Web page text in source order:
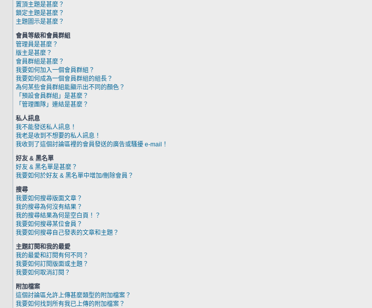
置頂主題是甚麼？
鎖定主題是甚麼？
主題圖示是甚麼？
會員等級和會員群組
管理員是甚麼？
版主是甚麼？
會員群組是甚麼？
我要如何加入一個會員群組？
我要如何成為一個會員群組的組長？
為何某些會員群組能顯示出不同的顏色？
「預設會員群組」是甚麼？
「管理團隊」連結是甚麼？
私人訊息
我不能發送私人訊息！
我老是收到不想要的私人訊息！
我收到了這個討論區裡的會員發送的廣告或騷擾 e-mail！
好友 & 黑名單
好友 & 黑名單是甚麼？
我要如何於好友 & 黑名單中增加/刪除會員？
搜尋
我要如何搜尋版面文章？
我的搜尋為何沒有結果？
我的搜尋結果為何是空白頁！？
我要如何搜尋某位會員？
我要如何搜尋自己發表的文章和主題？
主題訂閱和我的最愛
我的最愛和訂閱有何不同？
我要如何訂閱版面或主題？
我要如何取消訂閱？
附加檔案
這個討論區允許上傳甚麼類型的附加檔案？
我要如何找到所有我已上傳的附加檔案？